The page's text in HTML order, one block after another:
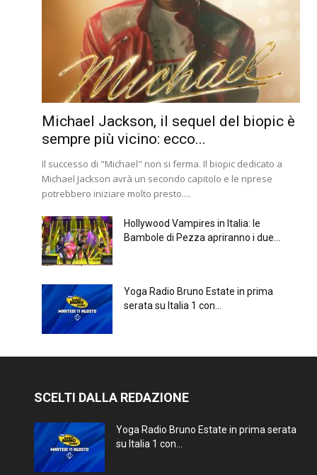
Michael Jackson, il sequel del biopic è
sempre più vicino: ecco...
Il successo di "Michael" non si ferma. Il biopic dedicato a
Michael Jackson avrà un secondo capitolo e le riprese
potrebbero iniziare molto presto....
Hollywood Vampires in Italia: le
Bambole di Pezza apriranno i due...
Yoga Radio Bruno Estate in prima
serata su Italia 1 con...
SCELTI DALLA REDAZIONE
Yoga Radio Bruno Estate in prima serata
su Italia 1 con...